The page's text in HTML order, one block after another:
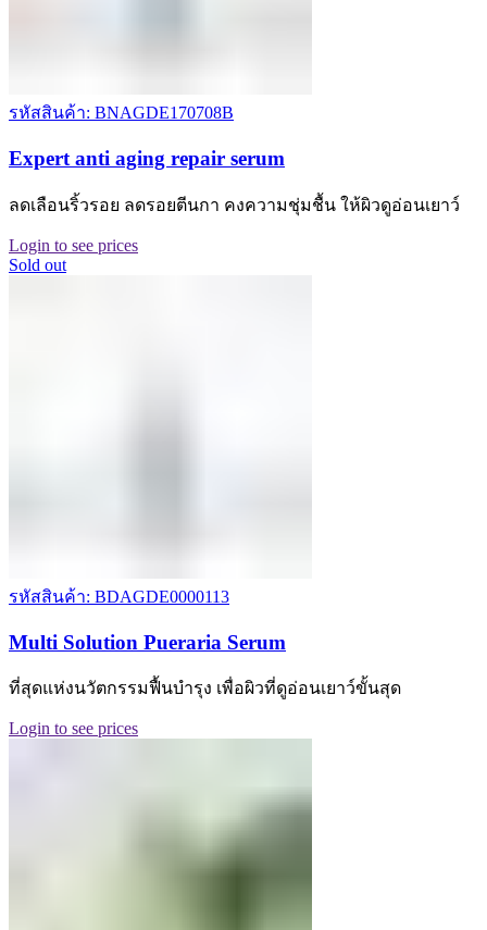
รหัสสินค้า: BNAGDE170708B
Expert anti aging repair serum
ลดเลือนริ้วรอย ลดรอยตีนกา คงความชุ่มชื้น ให้ผิวดูอ่อนเยาว์
Login to see prices
Sold out
รหัสสินค้า: BDAGDE0000113
Multi Solution Pueraria Serum
ที่สุดแห่งนวัตกรรมฟื้นบำรุง เพื่อผิวที่ดูอ่อนเยาว์ขั้นสุด
Login to see prices